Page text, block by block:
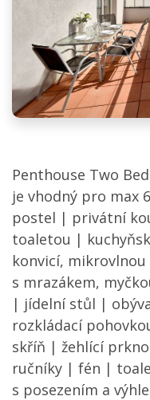
Penthouse Two
je vhodný pro max
postel | privátní
toaletou |
konvicí,
s mrazákem,
| jídelní stůl |
rozkládací
skříň | žehlící
ručníky | fén |
s posezením a